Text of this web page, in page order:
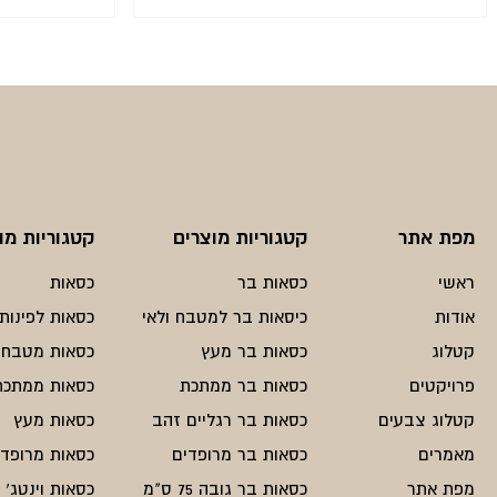
₪290.
₪218.
מפת אתר
ראשי
אודות
קטלוג
פרויקטים
קטלוג צבעים
מאמרים
מפת אתר
קטגוריות מוצרים
כסאות בר
כיסאות בר למטבח ולאי
כסאות בר מעץ
כסאות בר ממתכת
כסאות בר רגליים זהב
כסאות בר מרופדים
כסאות בר גובה 75 ס"מ
קטגוריות
כסאות
כסאות
כסאות מטבח
כסאות
כסאות מעץ
כסאות
כסאות וינטג'